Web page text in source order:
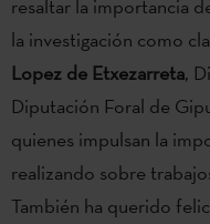
resaltar la importancia
la investigación como
Lopez de Etxezarreta,
Diputación Foral de
quienes impulsan la
realizando sobre
También ha querido